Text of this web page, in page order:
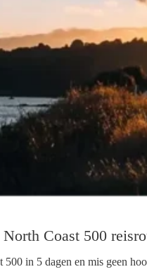
Coast 500
in 5 dagen en mis geen